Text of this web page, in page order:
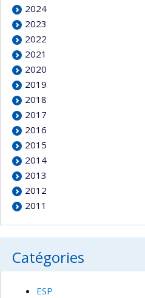
2024
2023
2022
2021
2020
2019
2018
2017
2016
2015
2014
2013
2012
2011
Catégories
ESP